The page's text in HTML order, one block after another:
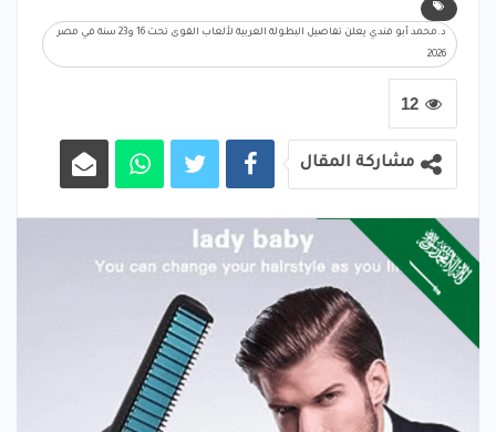
د.محمد أبو فندي يعلن تفاصيل البطولة العربية لألعاب القوى تحت 16 و23 سنة في مصر
2026
12
مشاركة المقال